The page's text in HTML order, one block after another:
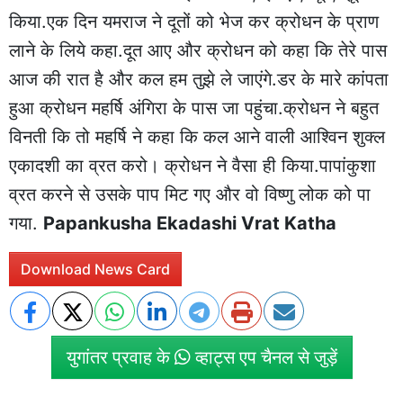
किया.एक दिन यमराज ने दूतों को भेज कर क्रोधन के प्राण
लाने के लिये कहा.दूत आए और क्रोधन को कहा कि तेरे पास
आज की रात है और कल हम तुझे ले जाएंगे.डर के मारे कांपता
हुआ क्रोधन महर्षि अंगिरा के पास जा पहुंचा.क्रोधन ने बहुत
विनती कि तो महर्षि ने कहा कि कल आने वाली आश्विन शुक्ल
एकादशी का व्रत करो। क्रोधन ने वैसा ही किया.पापांकुशा
व्रत करने से उसके पाप मिट गए और वो विष्णु लोक को पा
गया. Papankusha Ekadashi Vrat Katha
Download News Card
युगांतर प्रवाह के व्हाट्स एप चैनल से जुड़ें